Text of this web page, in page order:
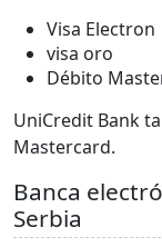
Visa Electron
visa oro
Débito
UniCredit Bank
Mastercard.
Banca
Serbia